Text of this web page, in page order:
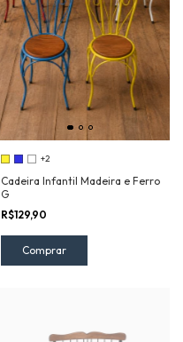
+2
Cadeira Infantil Madeira e Ferro
G
R$129,90
Comprar